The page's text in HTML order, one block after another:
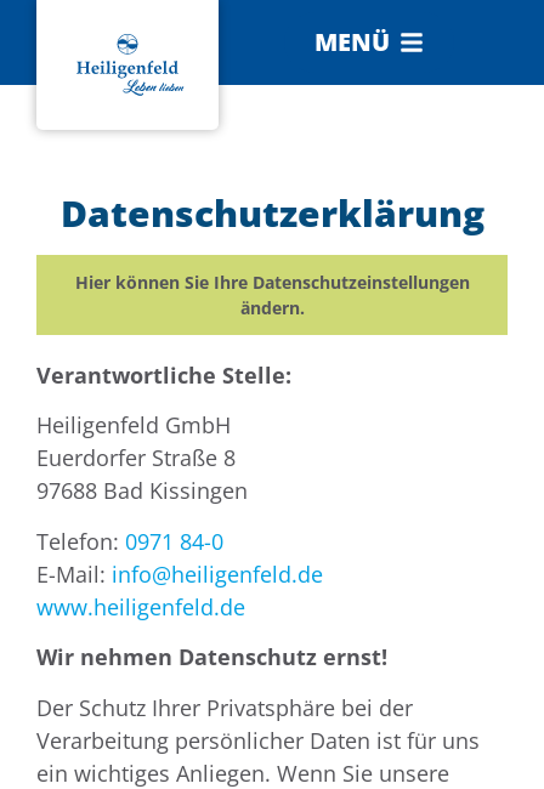
MENÜ
Datenschutzerklärung
Hier können Sie Ihre Datenschutzeinstellungen
ändern.
Verantwortliche Stelle:
Heiligenfeld GmbH
Euerdorfer Straße 8
97688 Bad Kissingen
Telefon: 0971 84-0
E-Mail: info@heiligenfeld.de
www.heiligenfeld.de
Wir nehmen Datenschutz ernst!
Der Schutz Ihrer Privatsphäre bei der
Verarbeitung persönlicher Daten ist für uns
ein wichtiges Anliegen. Wenn Sie unsere